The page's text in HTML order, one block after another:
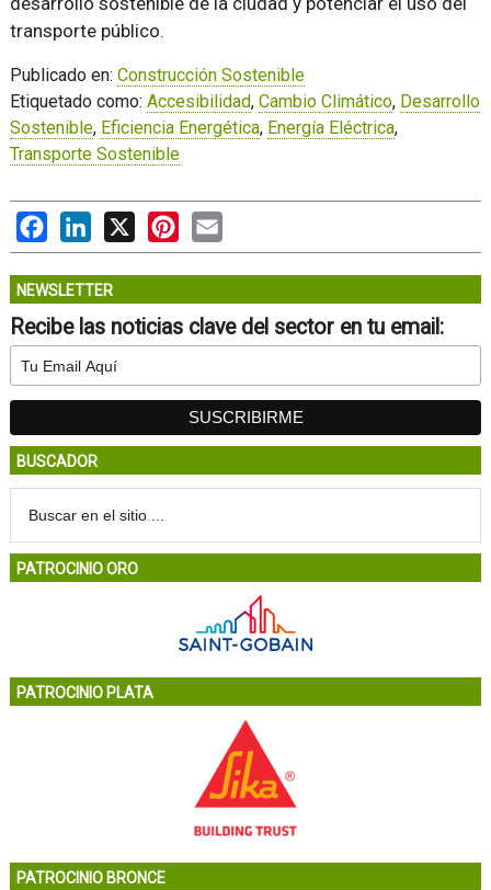
transporte público.
Publicado en: Construcción Sostenible
Etiquetado como: Accesibilidad, Cambio Climático, Desarrollo
Sostenible, Eficiencia Energética, Energía Eléctrica,
Transporte Sostenible
FacebookLinkedIn
X PinterestEmail
NEWSLETTER
Recibe las noticias clave del sector en tu email:
BUSCADOR
PATROCINIO ORO
PATROCINIO PLATA
PATROCINIO BRONCE